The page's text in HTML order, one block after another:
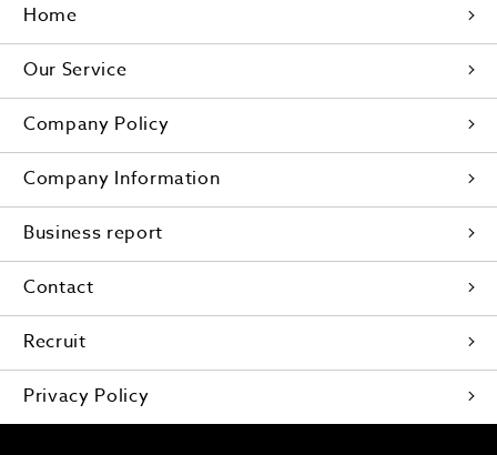
Home
Our Service
Company Policy
Company Information
Business report
Contact
Recruit
Privacy Policy